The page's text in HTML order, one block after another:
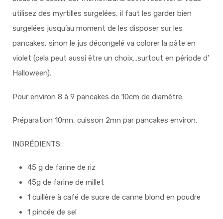
utilisez des myrtilles surgelées, il faut les garder bien
surgelées jusqu’au moment de les disposer sur les
pancakes, sinon le jus décongelé va colorer la pâte en
violet (cela peut aussi être un choix…surtout en période d’
Halloween).
Pour environ 8 à 9 pancakes de 10cm de diamètre.
Préparation 10mn, cuisson 2mn par pancakes environ.
INGRÉDIENTS:
45 g de farine de riz
45g de farine de millet
1 cuillère à café de sucre de canne blond en poudre
1 pincée de sel